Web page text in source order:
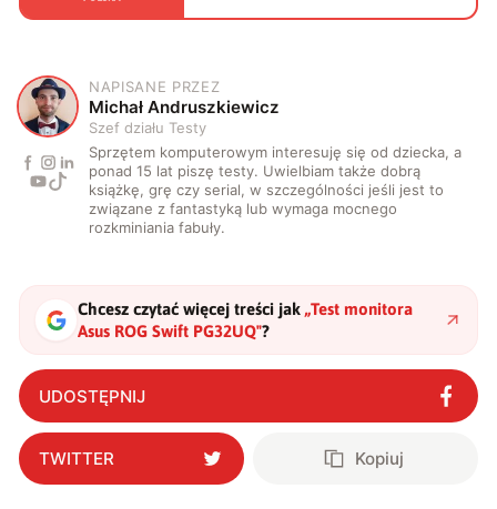
M
NAPISANE PRZEZ
Michał Andruszkiewicz
Szef działu Testy
Sprzętem komputerowym interesuję się od dziecka, a
ponad 15 lat piszę testy. Uwielbiam także dobrą
książkę, grę czy serial, w szczególności jeśli jest to
związane z fantastyką lub wymaga mocnego
rozkminiania fabuły.
Chcesz czytać więcej treści jak „Test monitora
Asus ROG Swift PG32UQ"?
UDOSTĘPNIJ
TWITTER Kopiuj